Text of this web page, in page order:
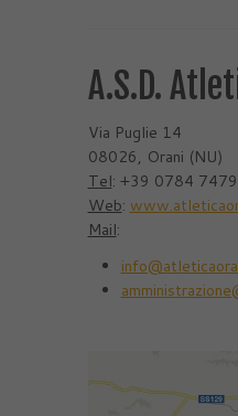
A.S.D.
Via Puglie 14
08026, Orani (NU)
Tel: +39 0784
Web:
Mail: